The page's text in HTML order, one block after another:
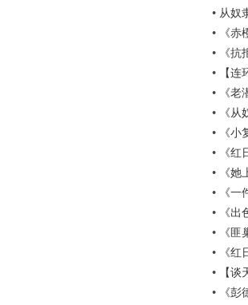
• 从奴
•
《
•
《
•
【
•
《
•
《
•
《
•
《
•
《
•
《
•
《
•
《
•
《
•
【
•
《